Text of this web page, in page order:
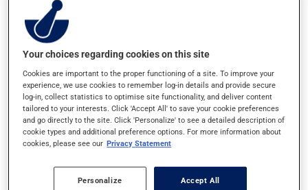
l'occasion entraîner certains effets indésirables (effets
secondaires), notamment :
il peut causer des maux de tête;
il peut faire apparaître des boutons et de la rougeur
sur la peau;
il peut provoquer de la fièvre;
il peut causer des nausées et des vomissements;
il peut rendre votre peau plus sensible aux rayons UV
possible de vous exposer aux rayons UV et protégez-
vous lorsque vous vous exposez au soleil;
Your choices regarding cookies on this site
Cookies are important to the proper functioning of a site. To improve your
experience, we use cookies to remember log-in details and provide secure
log-in, collect statistics to optimise site functionality, and deliver content
tailored to your interests. Click 'Accept All' to save your cookie preferences
and go directly to the site. Click 'Personalize' to see a detailed description of
cookie types and additional preference options. For more information about
cookies, please see our Privacy Statement
Personalize Accept All